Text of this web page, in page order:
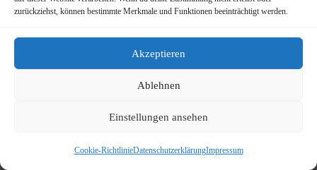
zurückziehst, können bestimmte Merkmale und Funktionen beeinträchtigt werden.
Akzeptieren
Ablehnen
Einstellungen ansehen
Cookie-RichtlinieDatenschutzerklärungImpressum
(Haus der Begegnung St. Peter Vilich) 8. November 2023
3. November 2023
19.10.2023: Rundgang durch Geislar mit Vertretern der FDP
Vertreter:innen der FDP (Kreisverband Bonn)